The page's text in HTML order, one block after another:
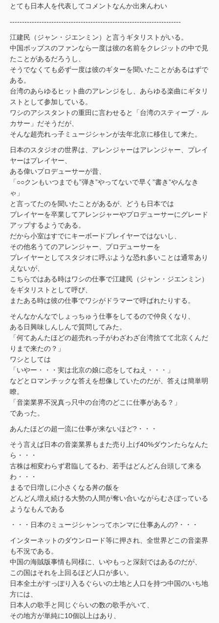
とても日本人を代表してコメントなんか出来んわい
----------------------------------------------------------------------
江建民（ジャン・ジエンミン）と言うギタリストがいる。
中国ポップスのファンなら一度は彼の名前をクレジットの中で見
たことがあるだろうし、
そうでなくても必ず一度は彼のギターを聞いたことがあるはずで
ある。
台湾のあらゆるヒット曲のアレンジをし、あらゆる楽曲にギタリ
ストとして参加している。
ワシのアシスタントの重田に言わせると「台湾のスティーブ・ル
カサー」だそうだが、
そんな超売れっ子ミュージシャンが去年北京に移住して来た。
日本のスタジオの世界は、アレンジャーはアレンジャー、プレイ
ヤーはプレイヤー、
ある偉いプロデューサーが昔、
「○○クンもいつまでも”弾き”やってないで早く”書き”やんなき
ゃ」
と言ってたのを聞いたことがあるが、どうも日本では
プレイヤーを卒業してアレンジャーやプロデューサーにグレード
アップするようである。
だから小室はすでにキーボードプレイヤーではないし、
その他名うてのアレンジャー、プロデューサーを
プレイヤーとしてスタジオに呼ぶような恐れ多いことは通常あり
えないが、
こちらではある時はワシの仕事で江建民（ジャン・ジエンミン）
をギタリストとして呼び、
またある時は彼の仕事でワシがドラマーで呼ばれたりする。
そんなかんなでしょっちゅう仕事をしてるので仲良くなり、
ある日興味しんしんで質問してみた。
「何てあんたほどの超売れっ子がわざわざ台湾捨てて北京くんだ
りまで来たの？」
ワシとしては
「いやー・・・実は北京の娘に恋をしてねえ・・・」
などとロマンチックな答えを想像していたのだが、答えは簡単明
瞭。
「音楽業界不況真っ只中の台湾のどこに仕事がある？」
であった。
あんたほどの超一流に仕事が来ないほど?・・・
そう言えば日本の音楽業界もまた売り上げ40%ダウンたらなんた
ら・・・
古株は相変わらず君臨してるわ、若手はどんどん台頭して来る
わ・・・
まるで日増しに小さくなる丼の飯を
どんどん増え続ける大勢の人間が奪い合いながらむさぼっている
ようなもんである
・・・日本のミュージシャンってホンマに仕事あんの?・・・
インターネットのダウンロード等に押され、全世界どこの音楽界
も不況である。
中国の海賊版事情も同様に、いやもっと深刻ではあるのだが、
この国はそれを上回るほど人口が多い。
日本全土がすっぽり入るぐらいの土地と人口を持つ中国のいち地
方には、
日本人の歌手と同じぐらいの数の歌手がいて、
その地方が単純に10個以上はあり、